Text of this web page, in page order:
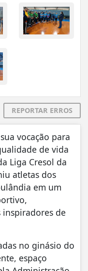
REPORTAR ERROS
vocação para
de vida
Liga Cresol da
atletas dos
em um
inspiradores de
no ginásio do
espaço